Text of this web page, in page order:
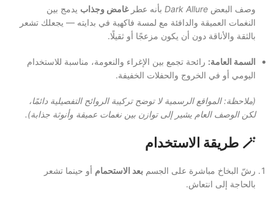
وصف البعض Dark Allure بأنه عطرغامض وجذاب يدمج بين
النغمات العميقة والدافئة مع لمسة فاكهية في بدايته — يجعلك تشعر
بالثقة والأناقة دون أن يكون مزعجًا أو ثقيلًا.
السمة العامة: رائحة تجمع بين الإغراء والنعومة، مناسبة للاستخدام
اليومي أو في الخروج والحفلات الخفيفة.
(ملاحظة: المواقع الرسمية لا توضح تركيبة الروائح التفصيلية دائمًا،
لكن الوصف العام يشير إلى توازن بين نغمات عميقة وأنوثة جذابة).
🪄 طريقة الاستخدام
رشّ البخاخ مباشرة على الجسم بعد الاستحمام أو حينما تشعر
بالحاجة إلى انتعاش.